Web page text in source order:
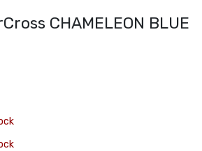
CHAMELEON BLUE